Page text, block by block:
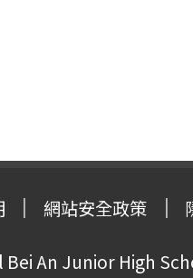
網站安全政策
An Junior High